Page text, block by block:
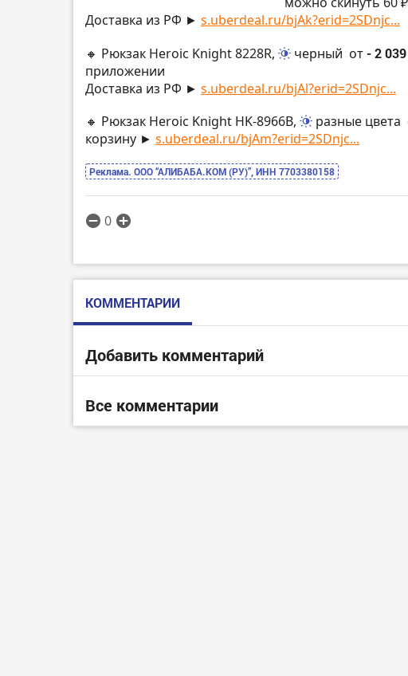
Доставка из РФ ► s.uberdeal.ru/bjAk?erid=2SDnjc...
🔸 Рюкзак Heroic Knight 8228R,
черный от- 2
приложении
Доставка из РФ ► s.uberdeal.ru/bjAl?erid=2SDnjc...
🔸 Рюкзак Heroic Knight HK-8966B,
разные цвета
корзину ► s.uberdeal.ru/bjAm?erid=2SDnjc...
Реклама. ООО “АЛИБАБА.КОМ (РУ)”, ИНН 7703380158
0
КОММЕНТАРИИ
Добавить комментарий
Все комментарии